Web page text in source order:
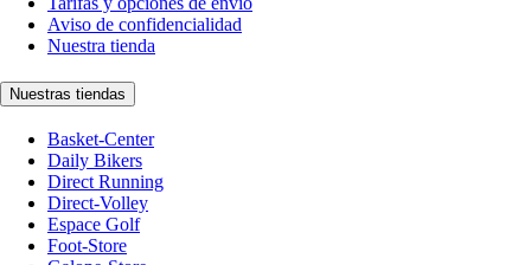
Aviso de confidencialidad
Nuestra tienda
Nuestras tiendas
Basket-Center
Daily Bikers
Direct Running
Direct-Volley
Espace Golf
Foot-Store